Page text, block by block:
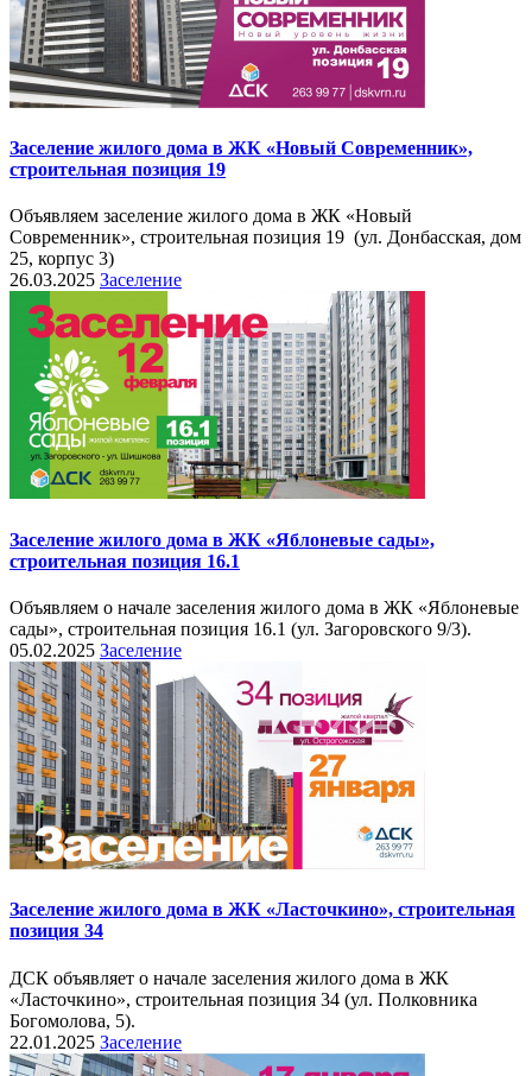
Заселение жилого дома в ЖК «Новый Современник»,
строительная позиция 19
Объявляем заселение жилого дома в ЖК «Новый
Современник», строительная позиция 19 (ул. Донбасская, дом
25, корпус 3)
26.03.2025 Заселение
Заселение жилого дома в ЖК «Яблоневые сады»,
строительная позиция 16.1
Объявляем о начале заселения жилого дома в ЖК «Яблоневые
сады», строительная позиция 16.1 (ул. Загоровского 9/3).
05.02.2025 Заселение
Заселение жилого дома в ЖК «Ласточкино», строительная
позиция 34
ДСК объявляет о начале заселения жилого дома в ЖК
«Ласточкино», строительная позиция 34 (ул. Полковника
Богомолова, 5).
22.01.2025 Заселение